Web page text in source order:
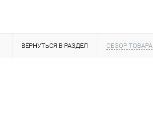
ВЕРНУТЬСЯ В РАЗДЕЛ ОБЗОР ТОВАРА